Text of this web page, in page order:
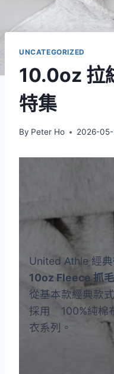
UNCATEGORIZED
10.0oz 拉
特集
By Peter Ho 2026-
United Athle 經
10oz Fleece 抓
從基本款經典款
採用 100%純
衣系列。